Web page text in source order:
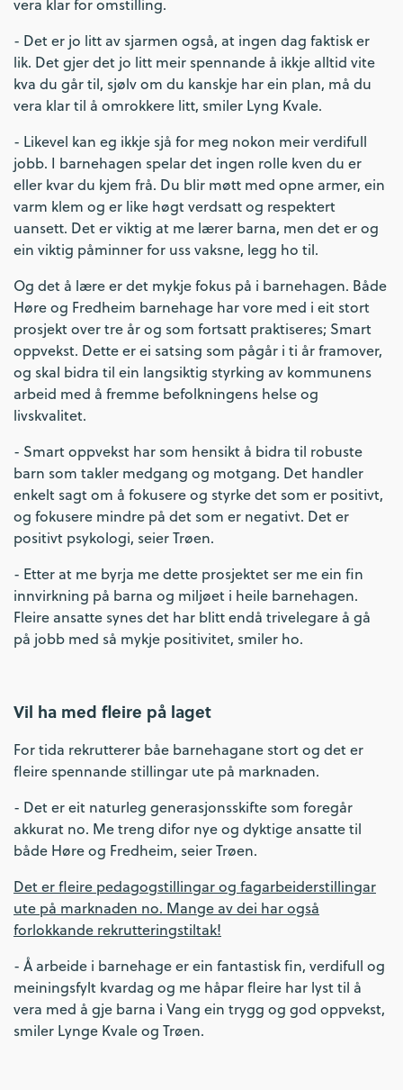
vera klar for omstilling.
- Det er jo litt av sjarmen også, at ingen dag faktisk er
lik. Det gjer det jo litt meir spennande å ikkje alltid vite
kva du går til, sjølv om du kanskje har ein plan, må du
vera klar til å omrokkere litt, smiler Lyng Kvale.
- Likevel kan eg ikkje sjå for meg nokon meir verdifull
jobb. I barnehagen spelar det ingen rolle kven du er
eller kvar du kjem frå. Du blir møtt med opne armer, ein
varm klem og er like høgt verdsatt og respektert
uansett. Det er viktig at me lærer barna, men det er og
ein viktig påminner for uss vaksne, legg ho til.
Og det å lære er det mykje fokus på i barnehagen. Både
Høre og Fredheim barnehage har vore med i eit stort
prosjekt over tre år og som fortsatt praktiseres; Smart
oppvekst. Dette er ei satsing som pågår i ti år framover,
og skal bidra til ein langsiktig styrking av kommunens
arbeid med å fremme befolkningens helse og
livskvalitet.
- Smart oppvekst har som hensikt å bidra til robuste
barn som takler medgang og motgang. Det handler
enkelt sagt om å fokusere og styrke det som er positivt,
og fokusere mindre på det som er negativt. Det er
positivt psykologi, seier Trøen.
- Etter at me byrja me dette prosjektet ser me ein fin
innvirkning på barna og miljøet i heile barnehagen.
Fleire ansatte synes det har blitt endå trivelegare å gå
på jobb med så mykje positivitet, smiler ho.
Vil ha med fleire på laget
For tida rekrutterer båe barnehagane stort og det er
fleire spennande stillingar ute på marknaden.
- Det er eit naturleg generasjonsskifte som foregår
akkurat no. Me treng difor nye og dyktige ansatte til
både Høre og Fredheim, seier Trøen.
Det er fleire pedagogstillingar og fagarbeiderstillingar
ute på marknaden no. Mange av dei har også
forlokkande rekrutteringstiltak!
- Å arbeide i barnehage er ein fantastisk fin, verdifull og
meiningsfylt kvardag og me håpar fleire har lyst til å
vera med å gje barna i Vang ein trygg og god oppvekst,
smiler Lynge Kvale og Trøen.